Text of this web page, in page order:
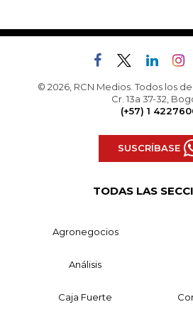
© 2026, RCN Medios. Todos los
Cr. 13a 37-32,
(+57) 1
SUSCRÍBASE
TODAS LAS
Agronegocios
Análisis
Caja Fuerte